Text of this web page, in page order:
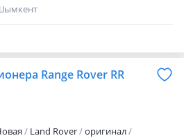
Range Rover RR
Land Rover
оригинал